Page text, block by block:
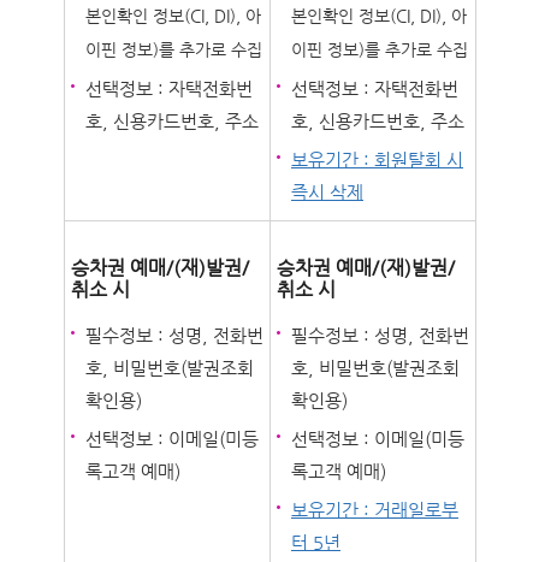
본인확인 정보(CI, DI), 아
이핀 정보)를 추가로 수집
선택정보 : 자택전화번
호, 신용카드번호, 주소
본인확인 정보(CI, DI), 아
이핀 정보)를 추가로 수집
선택정보 : 자택전화번
호, 신용카드번호, 주소
보유기간 : 회원탈회 시
즉시 삭제
승차권 예매/(재)발권/
취소 시
필수정보 : 성명, 전화번
호, 비밀번호(발권조회
확인용)
선택정보 : 이메일(미등
록고객 예매)
승차권 예매/(재)발권/
취소 시
필수정보 : 성명, 전화번
호, 비밀번호(발권조회
확인용)
선택정보 : 이메일(미등
록고객 예매)
보유기간 : 거래일로부
터 5년